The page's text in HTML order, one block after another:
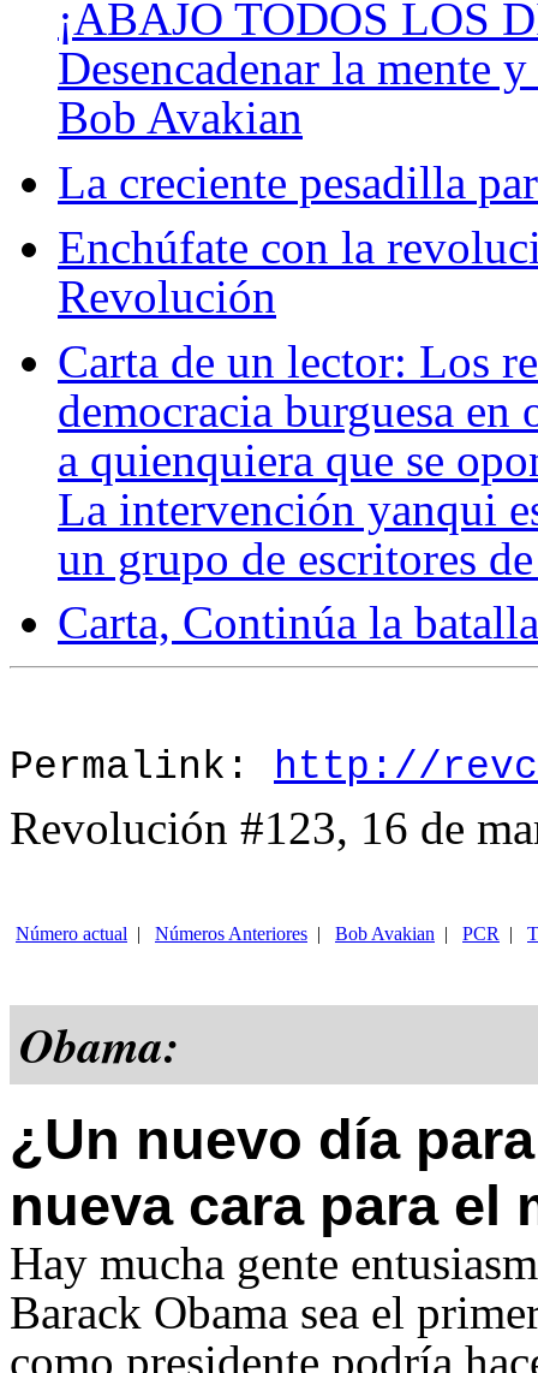
¡ABAJO TODOS LOS
Desencadenar la mente
Bob Avakian
La creciente pesadilla
Enchúfate con la
Revolución
Carta de un lector: Los
democracia burguesa
a quienquiera que se
La intervención yanqui
un grupo de escritores
Carta, Continúa la
Permalink: http://
Revolución #123, 16 de
Número actual | Números Anteriores | Bob Avakian | PCR |
Obama:
¿Un nuevo día
nueva cara para el
Hay mucha gente
Barack Obama sea el
como presidente podría